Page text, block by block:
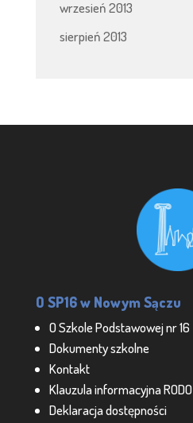
wrzesień 2013
sierpień 2013
O SP16 w Nowym Sączu
O Szkole Podstawowej nr 16
Dokumenty szkolne
Kontakt
Klauzula informacyjna RODO
Deklaracja dostępności